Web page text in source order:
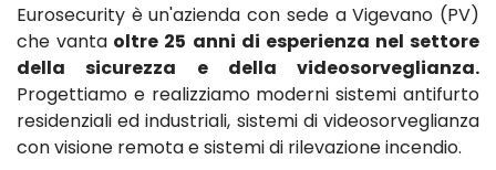
Eurosecurity è un'azienda con sede a Vigevano (PV)
che vanta oltre 25 anni di esperienza nel settore
della sicurezza e della videosorveglianza.
Progettiamo e realizziamo moderni sistemi antifurto
residenziali ed industriali, sistemi di videosorveglianza
con visione remota e sistemi di rilevazione incendio.